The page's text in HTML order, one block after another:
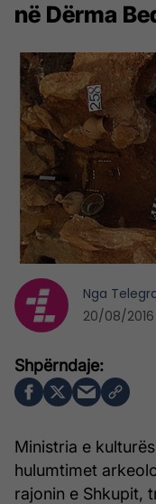
në Dërma
Ministria e
hulumtimet
rajonin e Shkupit,
Nga
20/08/2016